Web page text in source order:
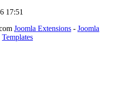
17:51
Joomla Extensions -Joomla
Templates